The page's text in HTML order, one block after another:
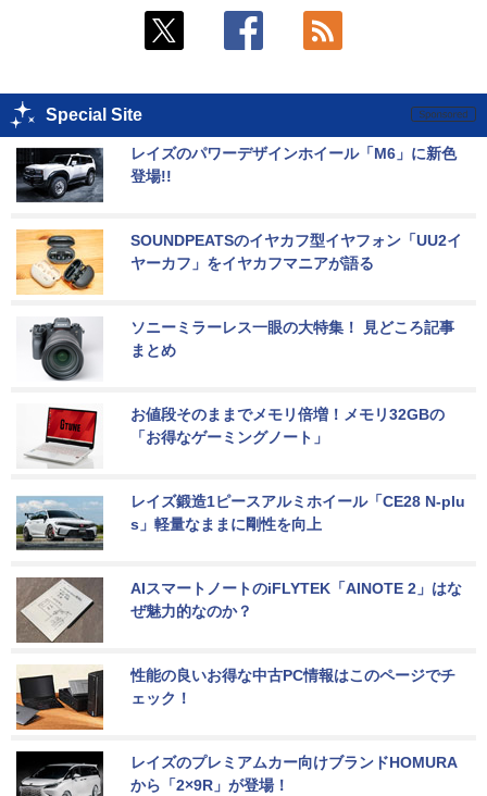
Special Site
レイズのパワーデザインホイール「M6」に新色
登場!!
SOUNDPEATSのイヤカフ型イヤフォン「UU2イ
ヤーカフ」をイヤカフマニアが語る
ソニーミラーレス一眼の大特集！ 見どころ記事
まとめ
お値段そのままでメモリ倍増！メモリ32GBの
「お得なゲーミングノート」
レイズ鍛造1ピースアルミホイール「CE28 N-plu
s」軽量なままに剛性を向上
AIスマートノートのiFLYTEK「AINOTE 2」はな
ぜ魅力的なのか？
性能の良いお得な中古PC情報はこのページでチ
ェック！
レイズのプレミアムカー向けブランドHOMURA
から「2×9R」が登場！